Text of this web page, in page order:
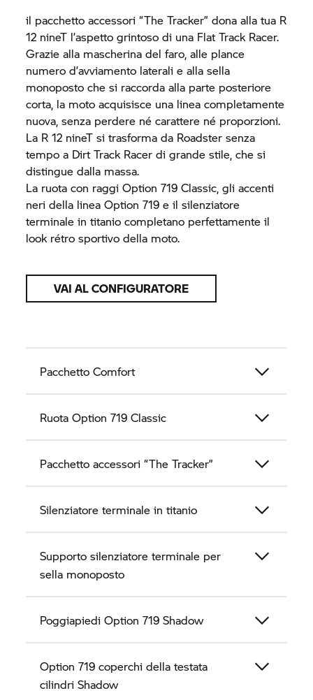
il pacchetto accessori “The Tracker” dona alla tua R
12 nineT l’aspetto grintoso di una Flat Track Racer.
Grazie alla mascherina del faro, alle plance
numero d’avviamento laterali e alla sella
monoposto che si raccorda alla parte posteriore
corta, la moto acquisisce una linea completamente
nuova, senza perdere né carattere né proporzioni.
La R 12 nineT si trasforma da Roadster senza
tempo a Dirt Track Racer di grande stile, che si
distingue dalla massa.
La ruota con raggi Option 719 Classic, gli accenti
neri della linea Option 719 e il silenziatore
terminale in titanio completano perfettamente il
look rétro sportivo della moto.
VAI AL CONFIGURATORE
Pacchetto Comfort
Ruota Option 719 Classic
Pacchetto accessori “The Tracker”
Silenziatore terminale in titanio
Supporto silenziatore terminale per
sella monoposto
Poggiapiedi Option 719 Shadow
Option 719 coperchi della testata
cilindri Shadow